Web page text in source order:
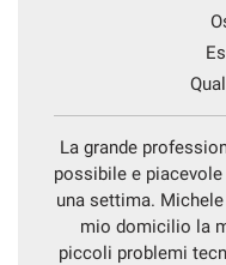
La grande
possibile e
una settima.
mio domicilio la
piccoli problemi